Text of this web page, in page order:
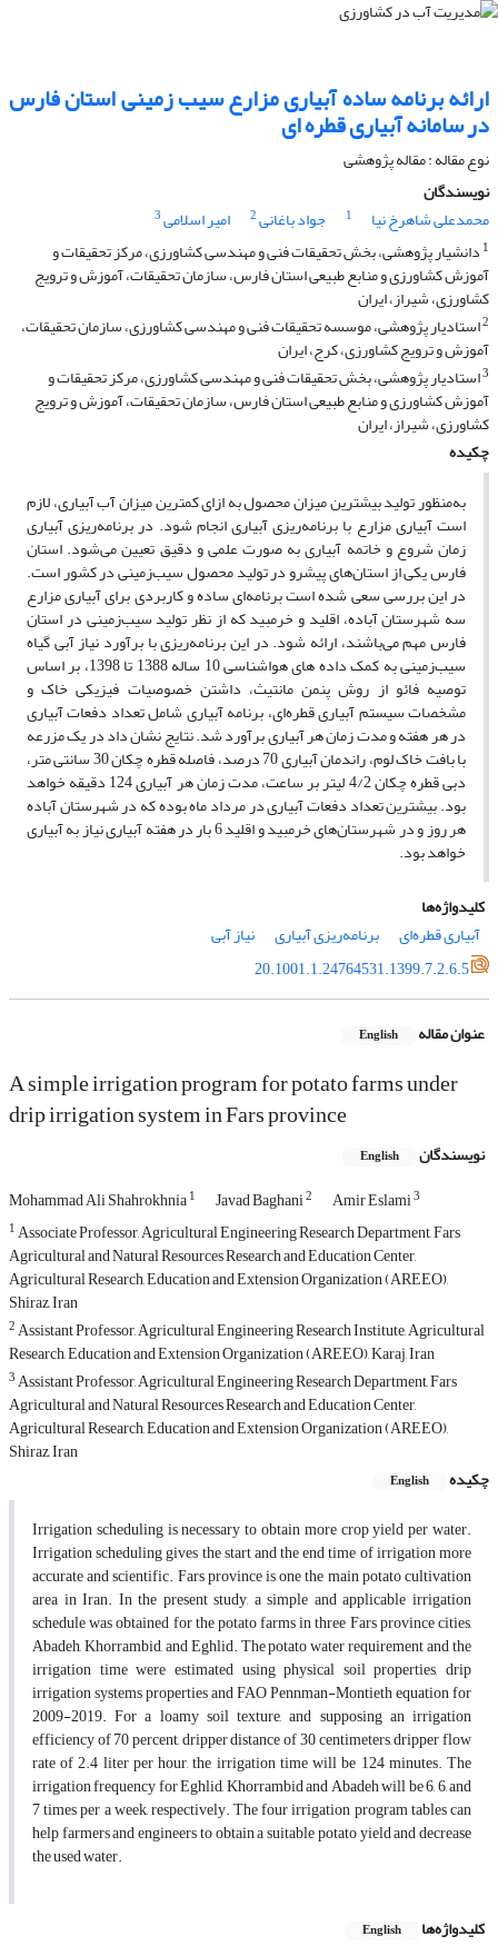
ارائه برنامه ساده آبیاری مزارع سیب زمینی استان فارس
در سامانه آبیاری قطره ای
نوع مقاله : مقاله پژوهشی
نویسندگان
محمدعلی شاهرخ نیا
1 جواد باغانی2 امیر اسلامی3
1 دانشیار پژوهشی، بخش تحقیقات فنی و مهندسی کشاورزی، مرکز تحقیقات و
آموزش کشاورزی و منابع طبیعی استان فارس، سازمان تحقیقات، آموزش و ترویج
کشاورزی، شیراز، ایران
2استادیار پژوهشی، موسسه تحقیقات فنی و مهندسی کشاورزی، سازمان تحقیقات،
آموزش و ترویج کشاورزی، کرج، ایران
3استادیار پژوهشی، بخش تحقیقات فنی و مهندسی کشاورزی، مرکز تحقیقات و
آموزش کشاورزی و منابع طبیعی استان فارس، سازمان تحقیقات، آموزش و ترویج
کشاورزی، شیراز، ایران
چکیده
به‌منظور تولید بیشترین میزان محصول به ازای کمترین میزان آب آبیاری، لازم
است آبیاری مزارع با برنامه‌ریزی آبیاری انجام شود. در برنامه‌ریزی آبیاری
زمان شروع و خاتمه آبیاری به صورت علمی و دقیق تعیین می‌شود. استان
فارس یکی از استان‌های پیشرو در تولید محصول سیب‌زمینی در کشور است.
در این بررسی سعی شده است برنامه‌ای ساده و کاربردی برای آبیاری مزارع
سه شهرستان آباده، اقلید و خرمبید که از نظر تولید سیب‌زمینی در استان
فارس مهم می‌باشند، ارائه شود. در این برنامه‌ریزی با برآورد نیاز آبی گیاه
سیب‌زمینی به کمک داده های هواشناسی 10 ساله 1388 تا 1398، بر اساس
توصیه فائو از روش پنمن مانتیث، داشتن خصوصیات فیزیکی خاک و
مشخصات سیستم آبیاری قطره‌ای، برنامه آبیاری شامل تعداد دفعات آبیاری
در هر هفته و مدت زمان هر آبیاری برآورد شد. نتایج نشان داد در یک مزرعه
با بافت خاک لوم، راندمان آبیاری 70 درصد، فاصله قطره چکان 30 سانتی متر،
دبی قطره چکان 4/2 لیتر بر ساعت، مدت زمان هر آبیاری 124 دقیقه خواهد
بود. بیشترین تعداد دفعات آبیاری در مرداد ماه بوده که در شهرستان آباده
هر روز و در شهرستان‌های خرمبید و اقلید 6 بار در هفته آبیاری نیاز به آبیاری
خواهد بود.
کلیدواژه‌ها
آبیاری قطره‌ای
برنامه‌ریزی آبیاری
نیاز آبی
20.1001.1.24764531.1399.7.2.6.5
عنوان مقاله English
A simple irrigation program for potato farms under
drip irrigation system in Fars province
نویسندگان English
Mohammad Ali Shahrokhnia1 Javad Baghani2 Amir Eslami3
1Associate Professor, Agricultural Engineering Research Department, Fars
Agricultural and Natural Resources Research and Education Center,
Agricultural Research, Education and Extension Organization (AREEO),
Shiraz, Iran
2Assistant Professor, Agricultural Engineering Research Institute, Agricultural
Research, Education and Extension Organization (AREEO), Karaj, Iran
3Assistant Professor, Agricultural Engineering Research Department, Fars
Agricultural and Natural Resources Research and Education Center,
Agricultural Research, Education and Extension Organization (AREEO),
Shiraz, Iran
چکیده
English
Irrigation scheduling is necessary to obtain more crop yield per water.
Irrigation scheduling gives the start and the end time of irrigation more
accurate and scientific. Fars province is one the main potato cultivation
area in Iran. In the present study, a simple and applicable irrigation
schedule was obtained for the potato farms in three Fars province cities,
Abadeh, Khorrambid, and Eghlid. The potato water requirement and the
irrigation time were estimated using physical soil properties, drip
irrigation systems properties and FAO Pennman-Montieth equation for
2009-2019. For a loamy soil texture, and supposing an irrigation
efficiency of 70 percent, dripper distance of 30 centimeters, dripper flow
rate of 2.4 liter per hour, the irrigation time will be 124 minutes. The
irrigation frequency for Eghlid, Khorrambid and Abadeh will be 6, 6, and
7 times per a week, respectively. The four irrigation program tables can
help farmers and engineers to obtain a suitable potato yield and decrease
the used water.
کلیدواژه‌ها English